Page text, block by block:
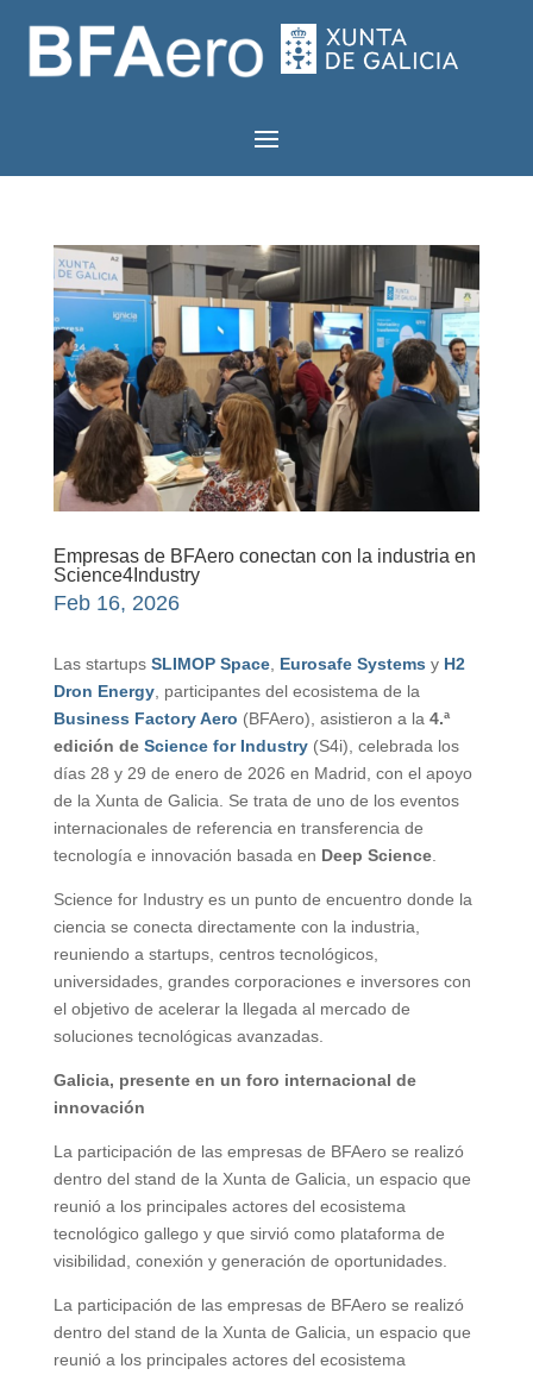
Empresas de BFAero conectan con la industria en
Science4Industry
Feb 16, 2026
Las startups SLIMOP Space, Eurosafe Systems y H2
Dron Energy, participantes del ecosistema de la
Business Factory Aero (BFAero), asistieron a la 4.ª
edición de Science for Industry(S4i), celebrada los
días 28 y 29 de enero de 2026 en Madrid, con el apoyo
de la Xunta de Galicia. Se trata de uno de los eventos
internacionales de referencia en transferencia de
tecnología e innovación basada en Deep Science.
Science for Industry es un punto de encuentro donde la
ciencia se conecta directamente con la industria,
reuniendo a startups, centros tecnológicos,
universidades, grandes corporaciones e inversores con
el objetivo de acelerar la llegada al mercado de
soluciones tecnológicas avanzadas.
Galicia, presente en un foro internacional de
innovación
La participación de las empresas de BFAero se realizó
dentro del stand de la Xunta de Galicia, un espacio que
reunió a los principales actores del ecosistema
tecnológico gallego y que sirvió como plataforma de
visibilidad, conexión y generación de oportunidades.
La participación de las empresas de BFAero se realizó
dentro del stand de la Xunta de Galicia, un espacio que
reunió a los principales actores del ecosistema